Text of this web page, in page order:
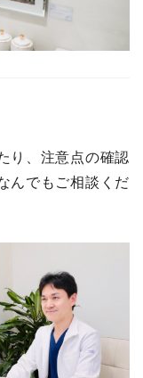
り、注意点の確認
んでもご相談くだ